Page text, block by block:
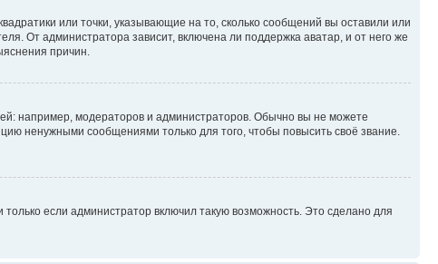
или точки, указывающие на то, сколько сообщений вы оставили или
От администратора зависит, включена ли поддержка аватар, и от него же
причин.
например, модераторов и администраторов. Обычно вы не можете
ненужными сообщениями только для того, чтобы повысить своё звание.
если администратор включил такую возможность. Это сделано для